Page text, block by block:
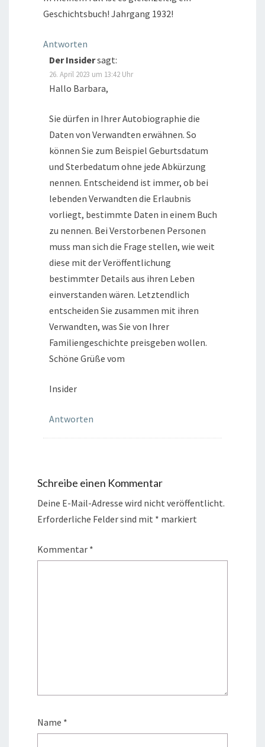
Geschichtsbuch! Jahrgang 1932!
Antworten
Der Insidersagt:
26. April 2023 um 13:42 Uhr
Hallo Barbara,
Sie dürfen in Ihrer Autobiographie die
Daten von Verwandten erwähnen. So
können Sie zum Beispiel Geburtsdatum
und Sterbedatum ohne jede Abkürzung
nennen. Entscheidend ist immer, ob bei
lebenden Verwandten die Erlaubnis
vorliegt, bestimmte Daten in einem Buch
zu nennen. Bei Verstorbenen Personen
muss man sich die Frage stellen, wie weit
diese mit der Veröffentlichung
bestimmter Details aus ihren Leben
einverstanden wären. Letztendlich
entscheiden Sie zusammen mit ihren
Verwandten, was Sie von Ihrer
Familiengeschichte preisgeben wollen.
Schöne Grüße vom
Insider
Antworten
Schreibe einen Kommentar
Deine E-Mail-Adresse wird nicht veröffentlicht.
Erforderliche Felder sind mit * markiert
Kommentar *
Name *